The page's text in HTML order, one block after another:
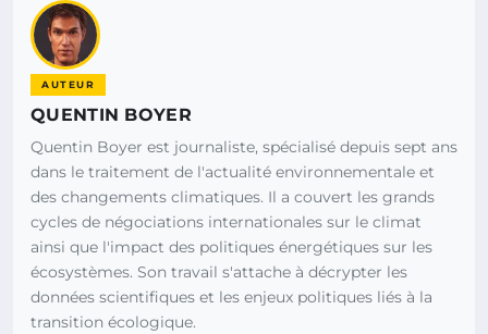
AUTEUR
QUENTIN BOYER
Quentin Boyer est journaliste, spécialisé depuis sept ans
dans le traitement de l'actualité environnementale et
des changements climatiques. Il a couvert les grands
cycles de négociations internationales sur le climat
ainsi que l'impact des politiques énergétiques sur les
écosystèmes. Son travail s'attache à décrypter les
données scientifiques et les enjeux politiques liés à la
transition écologique.